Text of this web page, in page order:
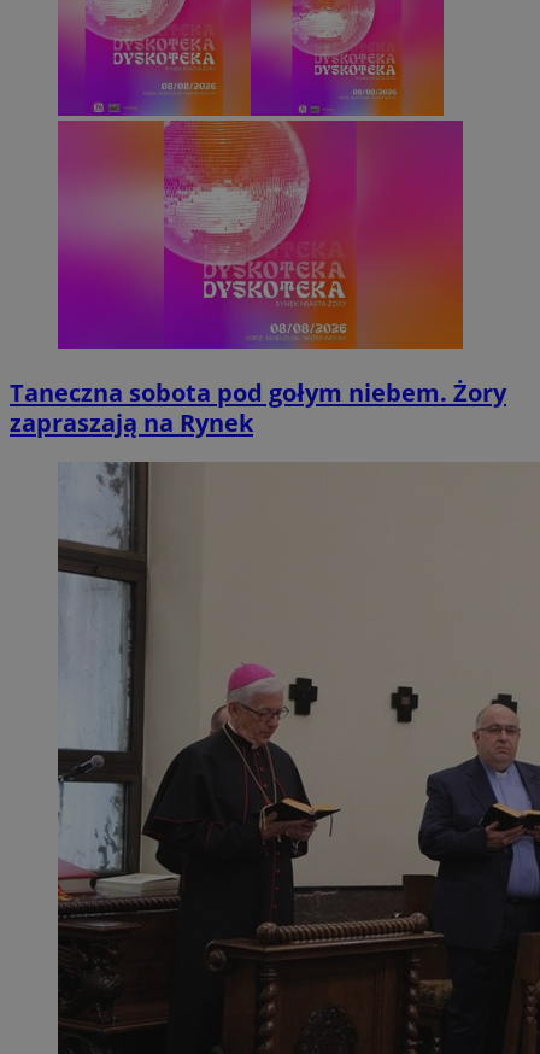
Taneczna sobota pod gołym niebem. Żory
zapraszają na Rynek